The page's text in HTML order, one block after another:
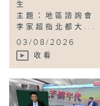
生
主題：地區諮詢會
李家超指北都大...
03/08/2026
收看